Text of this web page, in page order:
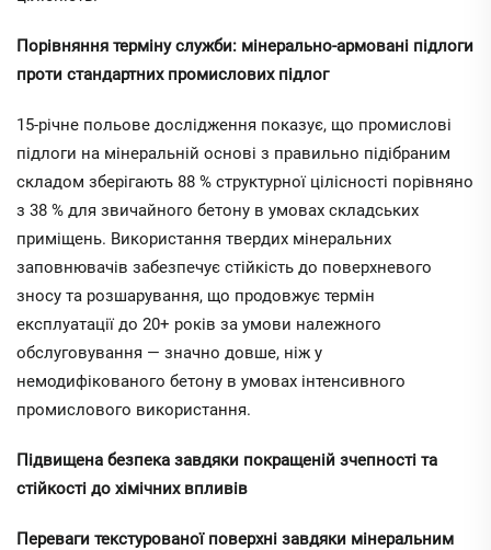
Порівняння терміну служби: мінерально-армовані підлоги
проти стандартних промислових підлог
15-річне польове дослідження показує, що промислові
підлоги на мінеральній основі з правильно підібраним
складом зберігають 88 % структурної цілісності порівняно
з 38 % для звичайного бетону в умовах складських
приміщень. Використання твердих мінеральних
заповнювачів забезпечує стійкість до поверхневого
зносу та розшарування, що продовжує термін
експлуатації до 20+ років за умови належного
обслуговування — значно довше, ніж у
немодифікованого бетону в умовах інтенсивного
промислового використання.
Підвищена безпека завдяки покращеній зчепності та
стійкості до хімічних впливів
Переваги текстурованої поверхні завдяки мінеральним